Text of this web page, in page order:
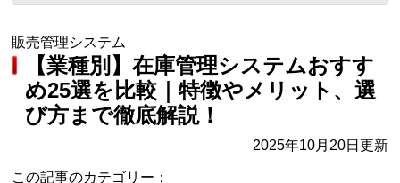
販売管理システム
【業種別】在庫管理システムおすす
め25選を比較｜特徴やメリット、選
び方まで徹底解説！
2025年10月20日更新
この記事のカテゴリー